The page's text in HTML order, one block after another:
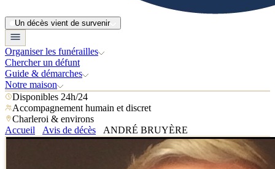
Un décès vient de survenir
Organiser les funérailles
Chercher un défunt
Guide & démarches
Notre maison
Disponibles 24h/24
Accompagnement humain et discret
Charleroi & environs
Accueil
Avis de décès ANDRÉ BRUYÈRE